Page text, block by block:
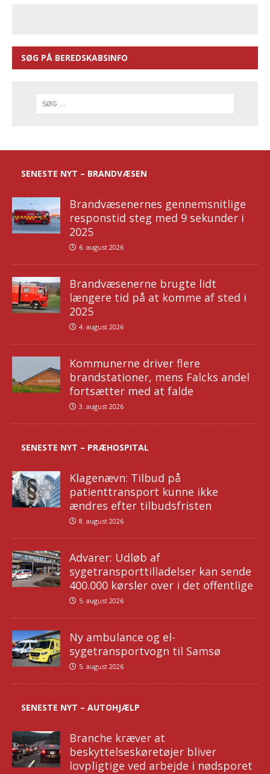
SØG PÅ BEREDSKABSINFO
SENESTE NYT – BRANDVÆSEN
Brandvæsenernes gennemsnitlige
responstid steg med 9 sekunder i
2025
6. august 2026
Brandvæsenerne brugte lidt
længere tid på at komme af sted i
2025
4. august 2026
Kommunerne driver flere
brandstationer, mens Falcks andel
fortsætter med at falde
3. august 2026
SENESTE NYT – PRÆHOSPITAL
Klagenævn: Tilbud på
patienttransport kunne ikke
ændres efter tilbudsfristen
8. august 2026
Advarer: Udløb af
sygetransporttilladelser kan sende
400.000 kørsler over i det offentlige
5. august 2026
Ny ambulance og el-
sygetransportvogn til Samsø
5. august 2026
SENESTE NYT – AUTOHJÆLP
Branche kræver at
beskyttelseskøretøjer bliver
lovpligtige ved arbejde i nødsporet